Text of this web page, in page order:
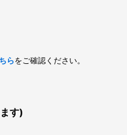
らをご確認ください。
す)